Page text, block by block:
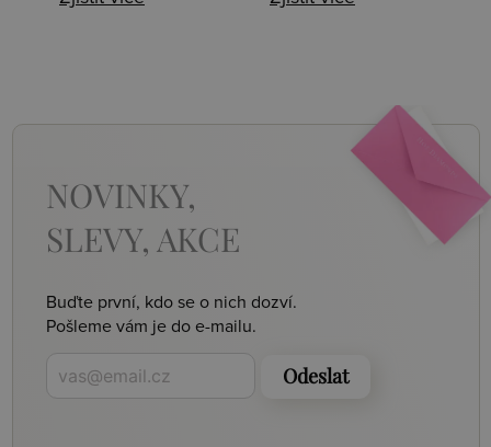
NOVINKY,
SLEVY, AKCE
Buďte první, kdo se o nich dozví.
Pošleme vám je do e-mailu.
Odeslat